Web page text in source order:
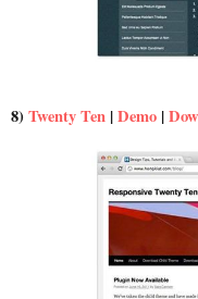
8)Twenty Ten |Demo |